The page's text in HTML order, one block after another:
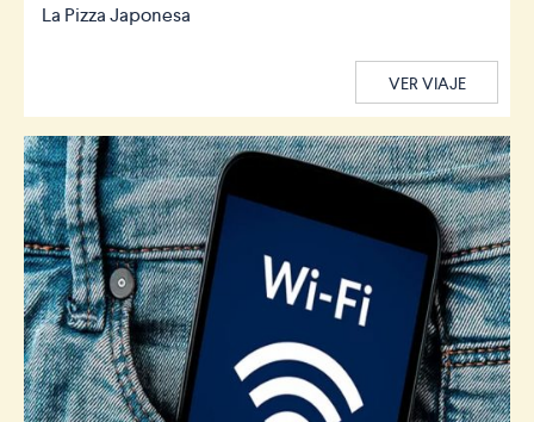
La Pizza Japonesa
VER VIAJE